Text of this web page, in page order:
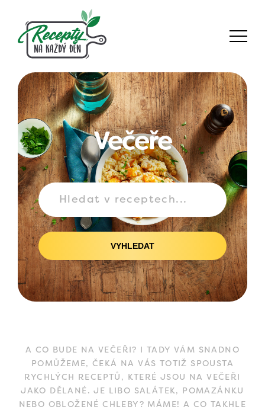
Večeře
VYHLEDAT
A CO BUDE NA VEČEŘI? I TADY VÁM SNADNO
POMŮŽEME, ČEKÁ NA VÁS TOTIŽ SPOUSTA
RYCHLÝCH RECEPTŮ, KTERÉ JSOU NA VEČEŘI
JAKO DĚLANÉ. JE LIBO SALÁTEK, POMAZÁNKU
NEBO OBLOŽENÉ CHLEBY? MÁME! A CO TAKHLE